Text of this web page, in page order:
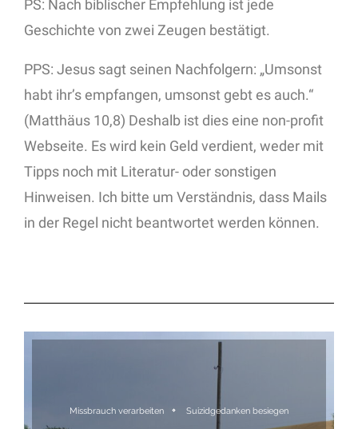
PS: Nach biblischer Empfehlung ist jede
Geschichte von zwei Zeugen bestätigt.
PPS: Jesus sagt seinen Nachfolgern: „Umsonst
habt ihr’s empfangen, umsonst gebt es auch.“
(Matthäus 10,8) Deshalb ist dies eine non-profit
Webseite. Es wird kein Geld verdient, weder mit
Tipps noch mit Literatur- oder sonstigen
Hinweisen. Ich bitte um Verständnis, dass Mails
in der Regel nicht beantwortet werden können.
Missbrauch verarbeiten Suizidgedanken besiegen